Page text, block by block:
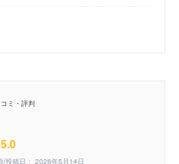
ミ・評判
5.0
/投稿日： 2026年5月14日